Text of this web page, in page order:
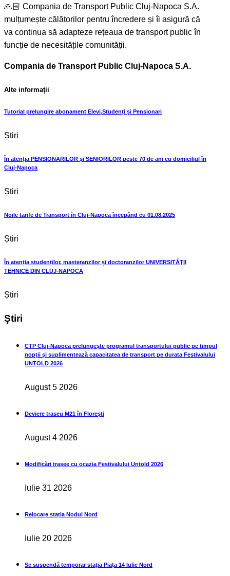
🙏🏻 Compania de Transport Public Cluj-Napoca S.A.
mulțumește călătorilor pentru încredere și îi asigură că
va continua să adapteze rețeaua de transport public în
funcție de necesitățile comunității.
Compania de Transport Public Cluj-Napoca S.A.
Alte informaţii
Tutorial prelungire abonament Elevi,Studenți și Pensionari
Știri
În atenția PENSIONARILOR și SENIORILOR peste 70 de ani cu domiciliul ȋn
Cluj-Napoca
Știri
Noile tarife de Transport în Cluj-Napoca ȋncepând cu 01.08.2025
Știri
În atenția studenților, masteranzilor și doctoranzilor UNIVERSITĂŢII
TEHNICE DIN CLUJ-NAPOCA
Știri
Ştiri
CTP Cluj-Napoca prelungește programul transportului public pe timpul
nopții și suplimentează capacitatea de transport pe durata Festivalului
UNTOLD 2026
August 5 2026
Deviere traseu M21 în Florești
August 4 2026
Modificări trasee cu ocazia Festivalului Untold 2026
Iulie 31 2026
Relocare stația Nodul Nord
Iulie 20 2026
Se suspendă temporar stația Piața 14 Iulie Nord